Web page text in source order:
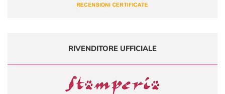
RIVENDITORE UFFICIALE